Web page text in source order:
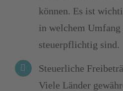
können. Es ist
in welchem Umfang
steuerpflichtig sind.
Steuerliche
Viele Länder